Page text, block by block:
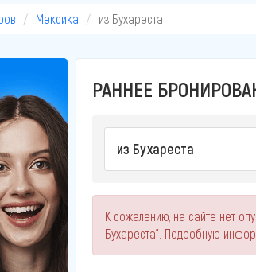
Мексика из Бухареста
РАННЕЕ
из Бухареста
К сожалению, на сайте нет
Бухареста". Подробную